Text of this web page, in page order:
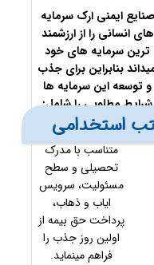
صنایع ایمنی ارک سرمایه
های انسانی را از ارزشمند
ترین سرمایه های خود
بنابراین برای جذب
و توسعه این سرمایه ها
شرایط مطلوبی را شامل:
حقوق و مزایا
متناسب با مدرک
تحصیلی و سطح
مسئولیت، سرویس
ایاب و ذهاب،
پرداخت حق بیمه از
اولین روز جذب را
فراهم مینماید.
استخدامی